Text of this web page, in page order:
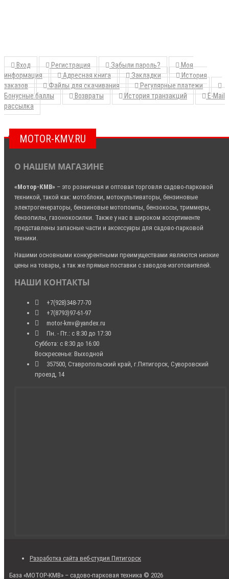
Вход Регистрация Забыли пароль?
Моя
информация
Адресная книга Закладки
История
заказов
Файлы для скачивания
Регулярные платежи
Бонусные баллы
Возвраты История транзакций
E-Mail
рассылка
MOTOR-KMV.RU
О НАШЕМ МАГАЗИНЕ
«Мотор-КМВ» – это розничная и оптовая торговля садово-парковой
техникой, такой как: мотоблоки, мотокультиваторы, бензиновые
электрогенераторы, бензиновые мотопомпы, бензокосы, триммеры,
бензопилы, газонокосилки. Также у нас в широком ассортименте
представлены запасные части и аксессуары для садово-парковой
техники.
Нашими основными конкурентными преимуществами являются низкие
цены на товары, а так же прямые поставки с заводов-изготовителей.
НАШИ КОНТАКТЫ
+7(928)348-77-70
+7(8793)97-61-97
motor-kmv@yandex.ru
Пн. - Пт.: с 8:30 до 17:30
Суббота: с 8:30 до 16:00
Воскресенье: Выходной
357500, Ставропольский край, г.Пятигорск, Суворовский
проезд, 14
Разработка сайта веб-студия Пятигорск
База «МОТОР-КМВ» – садово-парковая техника © 2026